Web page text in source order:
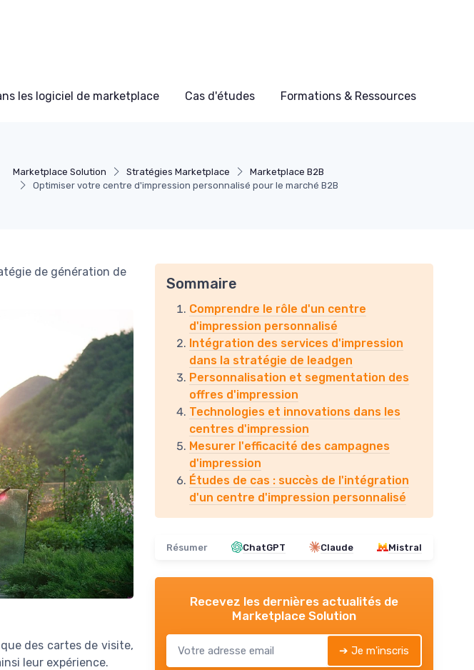
les logiciel de marketplace Cas d'études Formations & Ressources
Marketplace Solution Stratégies Marketplace
Marketplace B2B
Optimiser votre centre d'impression personnalisé pour le marché B2B
de génération de
des cartes de visite,
leur expérience.
Sommaire
Comprendre le rôle d'un centre
d'impression personnalisé
Intégration des services d'impression
dans la stratégie de leadgen
Personnalisation et segmentation des
offres d'impression
Technologies et innovations dans les
centres d'impression
Mesurer l'efficacité des campagnes
d'impression
Études de cas : succès de l'intégration
d'un centre d'impression personnalisé
Résumer ChatGPT Claude Mistral
Recevez les dernières actualités de
Marketplace Solution
➔ Je m'inscris